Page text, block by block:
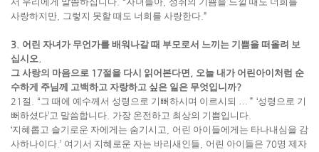
사랑하지만 그렇지 못할 때도 너희를 사랑한다 .”
3. 어린 자녀가 무언가를 배워나갈 때 부모로서 느끼는 기쁨을 떠올려 보
십시오.
그 사랑의 마음으로 17절을 다시 읽어본다면 , 오늘 내가 어린아이처럼 순
수하게 주님께 고백하고 자랑하고 싶은 일은 무엇입니까?
21 절 . “그 때에 예수께서 성령으로 기뻐하시며 이르시되 … ” ‘성령으로 기
뻐하셨다’고 말씀합니다 가장 온전하고 최상의 기쁨입니다
‘지혜롭고 슬기로운 자에게는 숨기시고
어린 아이들에게는 타나내심을 감
사하나이다 .’ 여기서 지혜로운 자는 바리새인들 어린 아이들은 70명 제자